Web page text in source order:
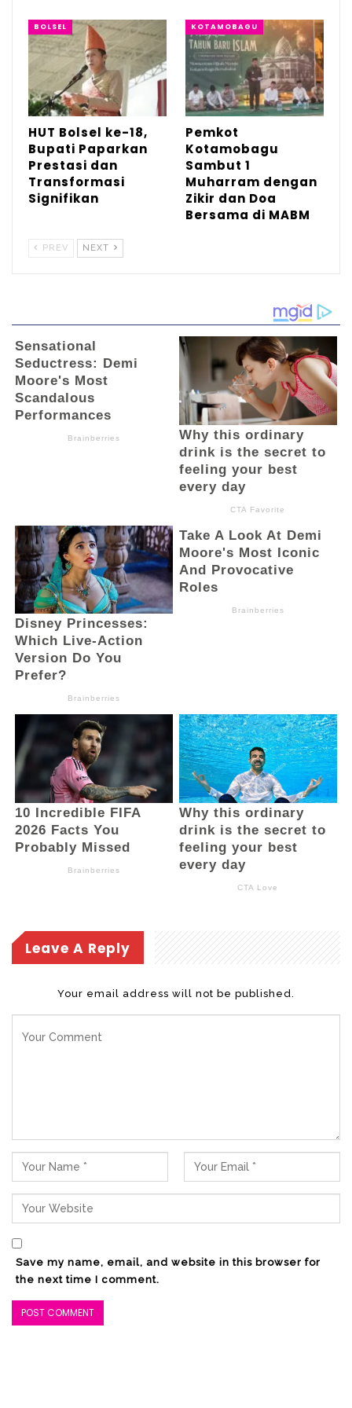
ucapan selamat kepada Wali Kota dan
Wakil Wali Kota Kotamobagu yang baru saja
dilantik pada 20 Februari. Ia menaruh
harapan besar agar kepemimpinan baru
dapat membawa kemajuan bagi daerah.
“Kemarin tanggal 20 telah dilantik Wali Kota
dan Wakil Wali Kota kita. Saya, atas nama
pribadi dan keluarga, mengucapkan banyak
selamat kepada Pak Wali Kota dan Pak
Wakil untuk mengemban amanah lima
mengawal dan mendukung pemerintahan ini
Abdullah.Abdullah Mokoginta Akhiri Tugas
Sebagai Pj Wali Kota Kotamobagu dengan
Prosesi Adat Khidmat, Serukan Dukungan
BOLSEL
HUT Bolsel ke-18,
Bupati Paparkan
Prestasi dan
Transformasi
Signifikan
KOTAMOBAGU
Pemkot
Kotamobagu
Sambut 1
Muharram dengan
Zikir dan Doa
Bersama di MABM
PREV NEXT
Leave A Reply
Your email address will not be published.
Save my name, email, and website in this browser for
the next time I comment.